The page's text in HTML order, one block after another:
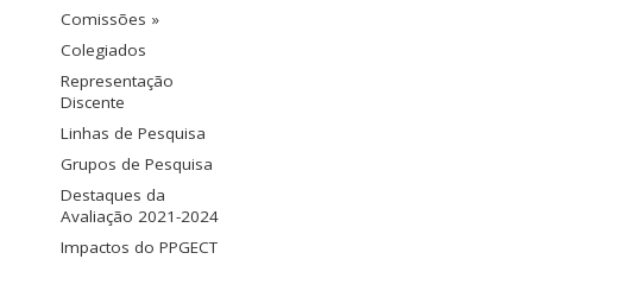
Comissões »
Colegiados
Representação
Discente
Linhas de Pesquisa
Grupos de Pesquisa
Destaques da
Avaliação 2021-2024
Impactos do PPGECT